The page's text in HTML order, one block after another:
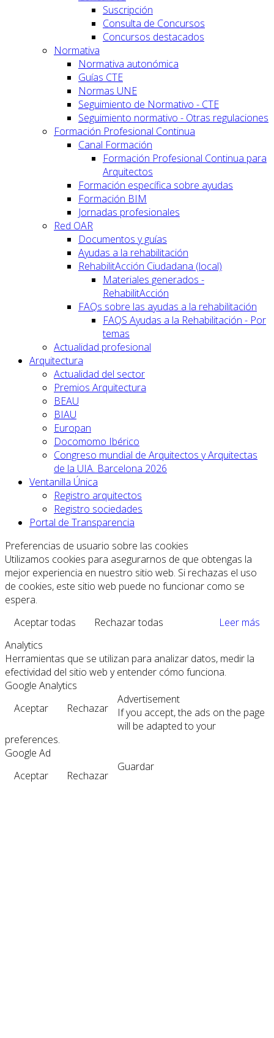
Suscripción
Consulta de Concursos
Concursos destacados
Normativa
Normativa autonómica
Guías CTE
Normas UNE
Seguimiento de Normativo - CTE
Seguimiento normativo - Otras regulaciones
Formación Profesional Continua
Canal Formación
Formación Profesional Continua para
Arquitectos
Formación específica sobre ayudas
Formación BIM
Jornadas profesionales
Red OAR
Documentos y guías
Ayudas a la rehabilitación
RehabilitAcción Ciudadana (local)
Materiales generados -
RehabilitAcción
FAQs sobre las ayudas a la rehabilitación
FAQS Ayudas a la Rehabilitación - Por
temas
Actualidad profesional
Arquitectura
Actualidad del sector
Premios Arquitectura
BEAU
BIAU
Europan
Docomomo Ibérico
Congreso mundial de Arquitectos y Arquitectas
de la UIA. Barcelona 2026
Ventanilla Única
Registro arquitectos
Registro sociedades
Portal de Transparencia
Preferencias de usuario sobre las cookies
Utilizamos cookies para asegurarnos de que obtengas la
mejor experiencia en nuestro sitio web. Si rechazas el uso
de cookies, este sitio web puede no funcionar como se
espera.
Aceptar todas
Rechazar todas
Leer más
Analytics
Herramientas que se utilizan para analizar datos, medir la
efectividad del sitio web y entender cómo funciona.
Google Analytics
Aceptar
Rechazar
Advertisement
If you accept, the ads on the page
will be adapted to your
preferences.
Google Ad
Aceptar
Rechazar
Guardar